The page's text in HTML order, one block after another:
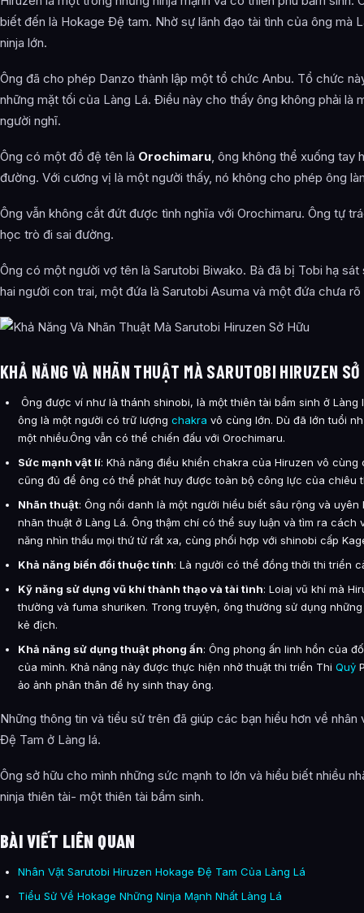
biết đến là Hokage Đệ tam. Nhờ sự lãnh đạo tài tình của ông mà
ninja lớn.
Ông đã cho phép Danzo thành lập một tổ chức Anbu. Tổ chức
những mặt tối của Làng Lá. Điều này cho thấy ông không phải là
người nghĩ.
Ông có một đồ đệ tên là Orochimaru, ông không thể xuống tay
đường. Với cương vị là một người thấy, nó không cho phép ông
Ông vẫn không cắt đứt được tình nghĩa với Orochimaru. Ông tự
học trò đi sai đường.
Ông có một người vợ tên là Sarutobi Biwako. Bà đã bị Tobi hạ
hai người con trai, một đứa là Sarutobi Asuma và một đứa chưa rõ
KHẢ NĂNG VÀ NHÃN THUẬT MÀ SARUTOBI HIRUZEN SỞ
Ông được ví như là thánh shinobi, là một thiên tài bẩm sinh ở Làng
ông là một người có trữ lượng chakra vô cùng lớn. Dù đã lớn tuổi
một nhiều.Ông vẫn có thể chiến đấu với Orochimaru.
Sức mạnh vật lí: Khả năng điều khiển chakra của Hiruzen vô
cũng đủ để ông có thể phát huy được toàn bộ công lực của chiêu
Nhãn thuật: Ông nổi danh là một người hiểu biết sâu rộng và
nhãn thuật ở Làng Lá. Ông thậm chí có thể suy luận và tìm ra cách
năng nhìn thấu mọi thứ từ rất xa, cùng phối hợp với shinobi cấp
Khả năng biến đổi thuộc tính: Là người có thể đồng thời thi triển
Kỹ năng sử dụng vũ khí thành thạo và tài tình: Loiaj vũ khí mà
thường và fuma shuriken. Trong truyện, ông thường sử dụng
kẻ địch.
Khả năng sử dụng thuật phong ấn: Ông phong ấn linh hồn của
của mình. Khả năng này được thực hiện nhờ thuật thi triển Thi Quỷ
ảo ảnh phân thân để hy sinh thay ông.
Những thông tin và tiểu sử trên đã giúp các bạn hiểu hơn về nhân
Đệ Tam ở Làng lá.
Ông sở hữu cho mình những sức mạnh to lớn và hiểu biết nhiều
ninja thiên tài- một thiên tài bẩm sinh.
BÀI VIẾT LIÊN QUAN
Nhân Vật Sarutobi Hiruzen Hokage Đệ Tam Của Làng Lá
Tiểu Sử Về Hokage Những Ninja Mạnh Nhất Làng Lá